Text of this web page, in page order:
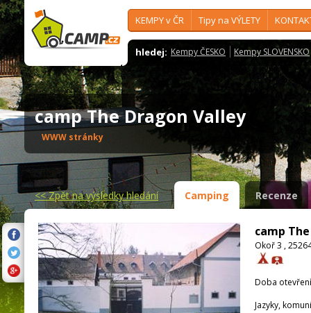
KEMPY v ČR Tipy na VÝLETY
hledej: Kempy ČESKO Kempy SLOVENSKO
camp The Dragon Valley
WWW stránky
<<Zpět na výsledky hledání Camping Recenze
camp
Okoř 3 ,
Doba
Jazyky,